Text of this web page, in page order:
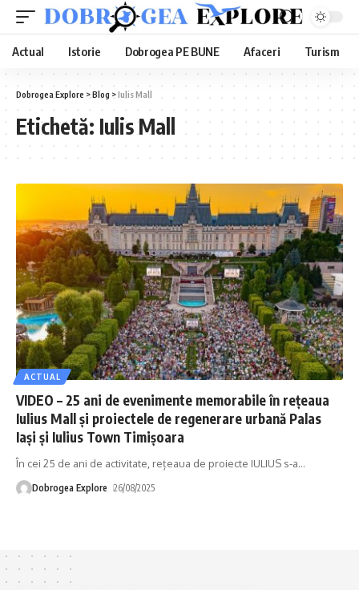
Actual Istorie Dobrogea PE BUNE Afaceri Turism
Dobrogea Explore >Blog >Iulis Mall
Etichetă: Iulis Mall
ACTUAL
VIDEO – 25 ani de evenimente memorabile în rețeaua
Iulius Mall și proiectele de regenerare urbană Palas
Iași și Iulius Town Timișoara
În cei 25 de ani de activitate, rețeaua de proiecte IULIUS s-a…
Dobrogea Explore 26/08/2025